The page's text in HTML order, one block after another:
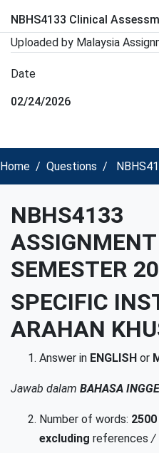
NBHS4133 Clinical
Uploaded by Malaysia
Date
02/24/2026
Home Questions
NBHS4133
ASSIGNMENT
SEMESTER
SPECIFIC
ARAHAN
Answer in ENGLISH or
Jawab dalam BAHASA
Number of words:
excluding references /